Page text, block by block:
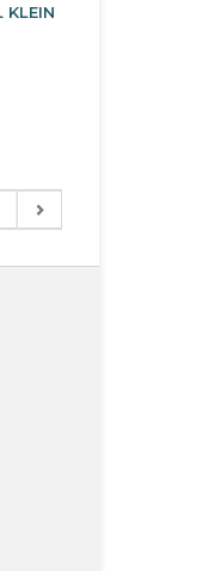
KLEIN